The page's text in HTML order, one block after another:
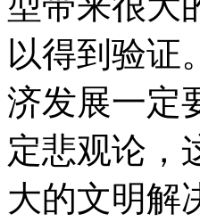
以得到验证
济发展一定
定悲观论，
大的文明解